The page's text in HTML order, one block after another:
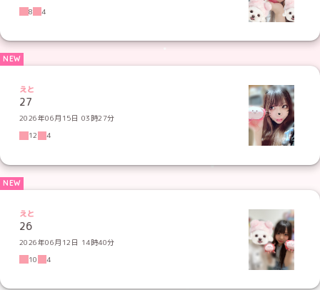
8
4
えと
27
2026年06月15日 03時27分
12
4
えと
26
2026年06月12日 14時40分
10
4